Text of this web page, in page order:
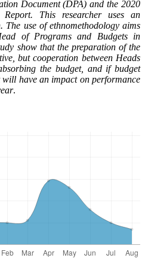
Document (DPA) and the 2020
This researcher uses an
The use of ethnomethodology aims
of Programs and Budgets in
show that the preparation of the
but cooperation between Heads
the budget, and if budget
have an impact on performance
.